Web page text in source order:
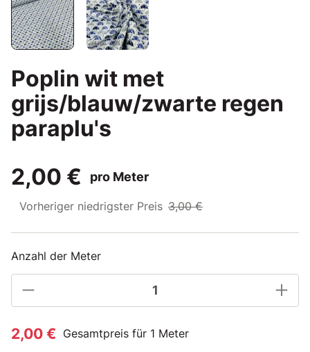
Poplin wit met
grijs/blauw/zwarte regen
paraplu's
2,00 €
pro Meter
Vorheriger niedrigster Preis 3,00 €
Anzahl der Meter
2,00 € Gesamtpreis für 1 Meter